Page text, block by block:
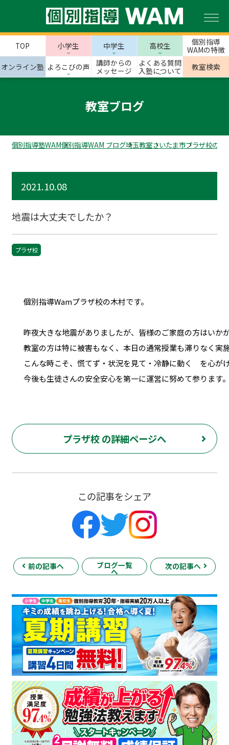
TOP 小学生 中学生 高校生
個別指導
WAMの特徴
オンライン塾 よろこびの声
講師からの
メッセージ
よくある質問
入塾について
教室検索
教室ブログ
個別指導塾WAM個別指導WAM ブログ埼玉教室さいたま市プラザ校のス
2021.10.08
地震は大丈夫でしたか？
プラザ校
個別指導Wamプラザ校の木村です。
昨夜大きな地震がありましたが、皆様のご家庭の方はいか
教室の方は特に被害もなく、本日の通常授業も滞りなく実
こんな時こそ、慌てず・状況を見て・冷静に動く　を心が
今後も生徒さんの安全安心を第一に運営に努めて参ります
プラザ校 の詳細ページへ
この記事をシェア
前の記事へ ブログ一覧
へ
次の記事へ